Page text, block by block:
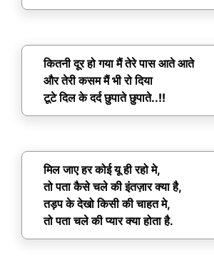
कितनी दूर हो गया मैं तेरे पास आते आते
और तेरी कसम मैं भी रो दिया
टूटे दिल के दर्द छुपाते छुपाते..!!
मिल जाए हर कोई यू ही रहो मे,
तो पता कैसे चले की इंतज़ार क्या है,
तड़प के देखो किसी की चाहत मे,
तो पता चले की प्यार क्या होता है.